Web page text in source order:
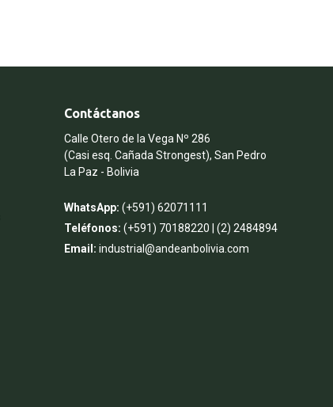
Contáctanos
Calle Otero de la Vega Nº 286
(Casi esq. Cañada Strongest), San Pedro
La Paz - Bolivia
WhatsApp: (+591) 62071111
Teléfonos: (+591) 70188220 | (2) 2484894
Email: industrial@andeanbolivia.com